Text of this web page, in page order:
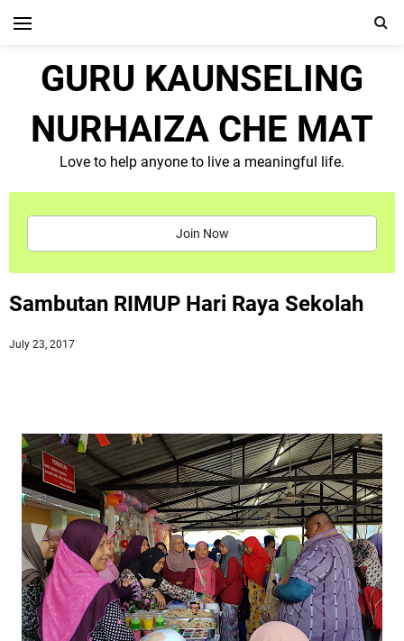
GURU KAUNSELING
NURHAIZA CHE MAT
Love to help anyone to live a meaningful life.
Join Now
Sambutan RIMUP Hari Raya Sekolah
July 23, 2017